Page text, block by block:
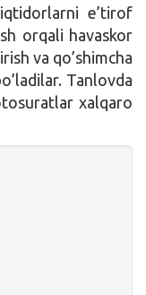
e’tirof
orqali havaskor
va qo’shimcha
Tanlovda
xalqaro